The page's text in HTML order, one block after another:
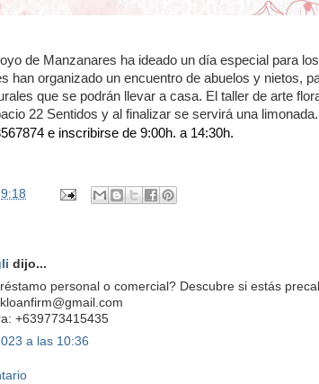
de Manzanares ha ideado un día especial para
han organizado un encuentro de abuelos y nietos,
que se podrán llevar a casa. El taller de arte
22 Sentidos y al finalizar se servirá una
e inscribirse de 9:00h. a 14:30h.
9:18
dijo...
personal o comercial? Descubre si estás
+639773415435
a las 10:36